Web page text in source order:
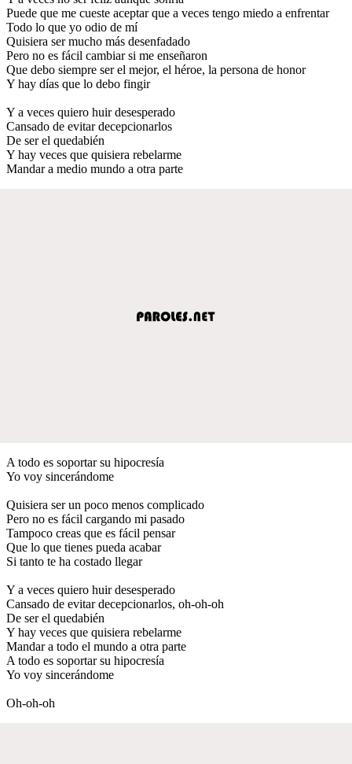
Puede que me cueste aceptar que a veces tengo miedo a enfrentar
Todo lo que yo odio de mí
Quisiera ser mucho más desenfadado
Pero no es fácil cambiar si me enseñaron
Que debo siempre ser el mejor, el héroe, la persona de honor
Y hay días que lo debo fingir
Y a veces quiero huir desesperado
Cansado de evitar decepcionarlos
De ser el quedabién
Y hay veces que quisiera rebelarme
Mandar a medio mundo a otra parte
A todo es soportar su hipocresía
Yo voy sincerándome
Quisiera ser un poco menos complicado
Pero no es fácil cargando mi pasado
Tampoco creas que es fácil pensar
Que lo que tienes pueda acabar
Si tanto te ha costado llegar
Y a veces quiero huir desesperado
Cansado de evitar decepcionarlos, oh-oh-oh
De ser el quedabién
Y hay veces que quisiera rebelarme
Mandar a todo el mundo a otra parte
A todo es soportar su hipocresía
Yo voy sincerándome
Oh-oh-oh